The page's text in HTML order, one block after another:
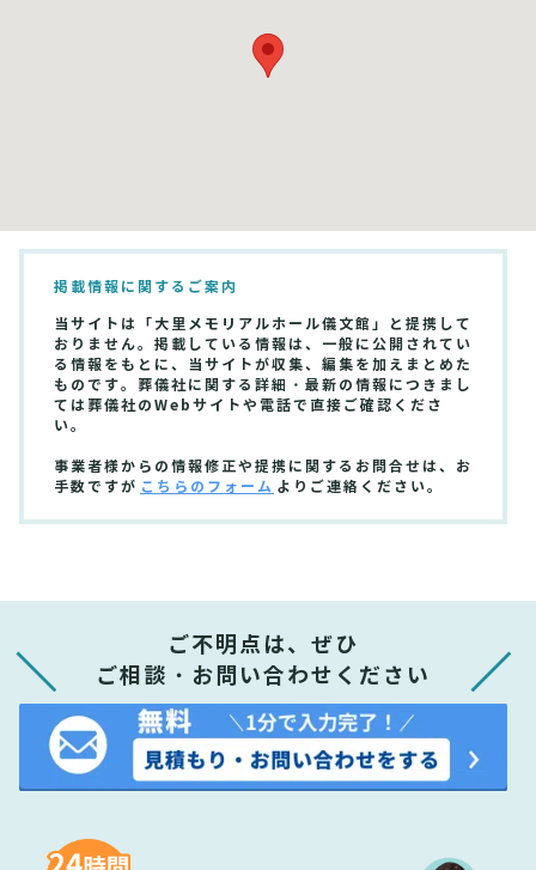
掲載情報に関するご案内
当サイトは「大里メモリアルホール儀文館」と提携して
おりません。掲載している情報は、一般に公開されてい
る情報をもとに、当サイトが収集、編集を加えまとめた
ものです。葬儀社に関する詳細・最新の情報につきまし
ては葬儀社のWebサイトや電話で直接ご確認くださ
い。
事業者様からの情報修正や提携に関するお問合せは、お
手数ですが こちらのフォーム よりご連絡ください。
ご不明点は、ぜひ
ご相談・お問い合わせください